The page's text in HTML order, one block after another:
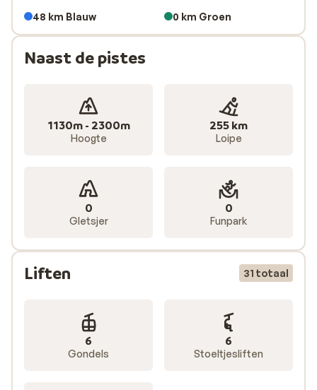
48 km Blauw
0 km Groen
Naast de pistes
1130m - 2300m
Hoogte
255 km
Loipe
0
Gletsjer
0
Funpark
Liften 31 totaal
6
Gondels
6
Stoeltjesliften